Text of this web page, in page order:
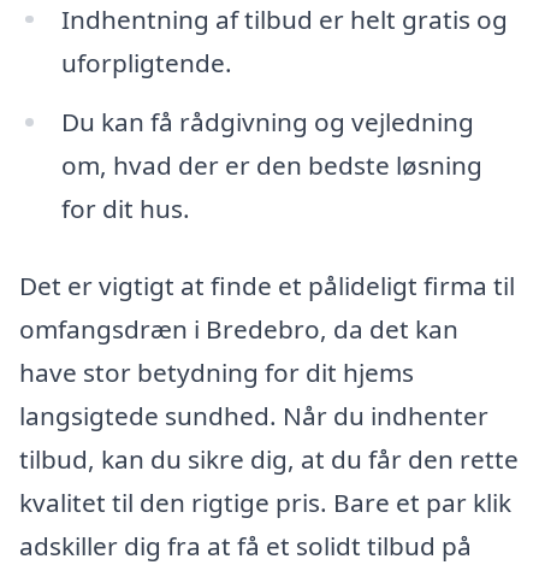
Indhentning af tilbud er helt gratis og
uforpligtende.
Du kan få rådgivning og vejledning
om, hvad der er den bedste løsning
for dit hus.
Det er vigtigt at finde et pålideligt firma til
omfangsdræn i Bredebro, da det kan
have stor betydning for dit hjems
langsigtede sundhed. Når du indhenter
tilbud, kan du sikre dig, at du får den rette
kvalitet til den rigtige pris. Bare et par klik
adskiller dig fra at få et solidt tilbud på